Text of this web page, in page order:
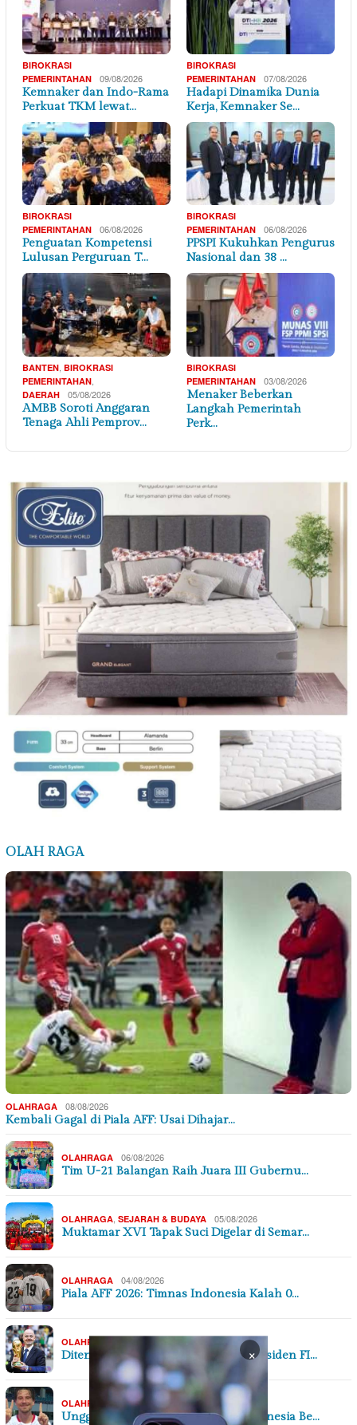
BIROKRASI
PEMERINTAHAN
09/08/2026
Kemnaker dan Indo-Rama
Perkuat TKM lewat…
BIROKRASI
PEMERINTAHAN
07/08/2026
Hadapi Dinamika Dunia
Kerja, Kemnaker Se…
BIROKRASI
PEMERINTAHAN
06/08/2026
Penguatan Kompetensi
Lulusan Perguruan T…
BIROKRASI
PEMERINTAHAN
06/08/2026
PPSPI Kukuhkan Pengurus
Nasional dan 38 …
BANTEN BIROKRASI
PEMERINTAHAN
DAERAH 05/08/2026
AMBB Soroti Anggaran
Tenaga Ahli Pemprov…
BIROKRASI
PEMERINTAHAN
03/08/2026
Menaker Beberkan
Langkah Pemerintah
Perk…
OLAH RAGA
OLAHRAGA 08/08/2026
Kembali Gagal di Piala AFF: Usai Dihajar…
OLAHRAGA 06/08/2026
Tim U-21 Balangan Raih Juara III Gubernu…
OLAHRAGA, SEJARAH & BUDAYA 05/08/2026
Muktamar XVI Tapak Suci Digelar di Semar…
OLAHRAGA 04/08/2026
Piala AFF 2026: Timnas Indonesia Kalah 0…
OLAHRAGA
Ditentang UEFA dan CONCACAF, Presiden FI…
OLAHRAGA 31/07/2026
Unggul Jumlah Pemain Timnas Indonesia Be…
×